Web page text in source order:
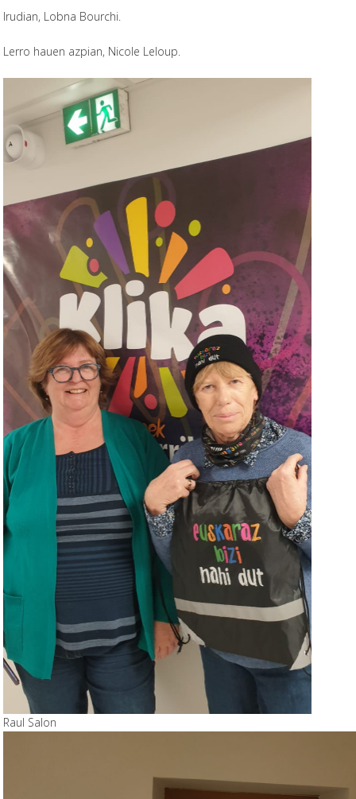
Irudian, Lobna Bourchi.
Lerro hauen azpian, Nicole Leloup.
Raul Salon